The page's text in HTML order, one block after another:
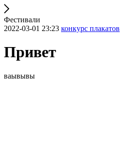
Фестивали
2022-03-01 23:23 конкурс плакатов
Привет
ваывывы